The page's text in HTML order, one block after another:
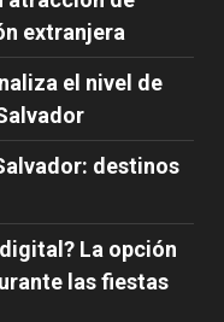
extranjera
el nivel de
destinos
La opción
las fiestas